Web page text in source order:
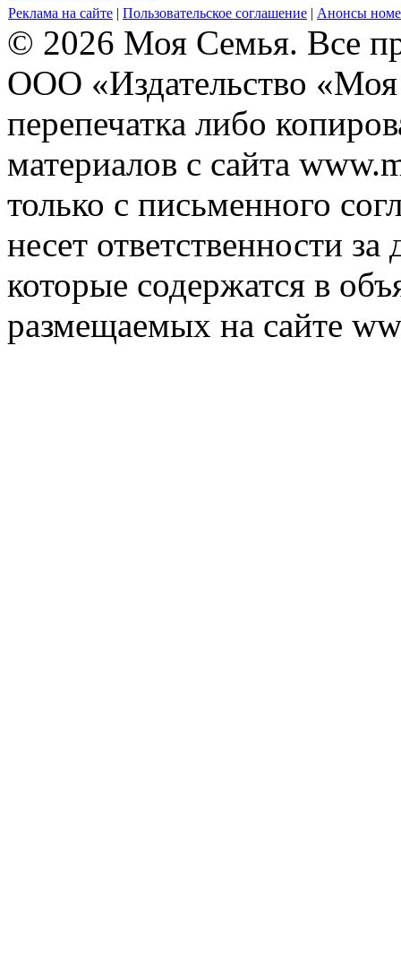
Реклама на сайте | Пользовательское соглашение | Анонсы
© 2026 Моя Семья. Все
ООО «Издательство
перепечатка либо
материалов с сайта
только с письменного
несет ответственности
которые содержатся в
размещаемых на сайте